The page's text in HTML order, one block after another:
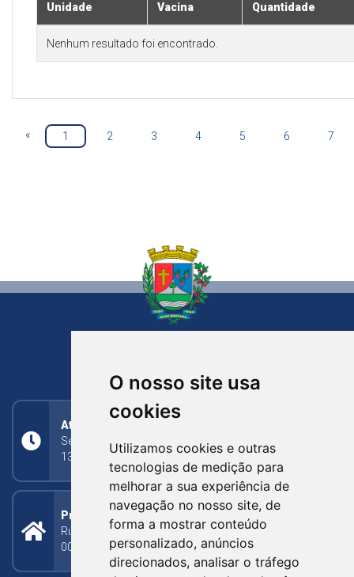
O nosso site usa
cookies
Utilizamos cookies e outras
tecnologias de medição para
melhorar a sua experiência de
navegação no nosso site, de
forma a mostrar conteúdo
personalizado, anúncios
direcionados, analisar o tráfego
Unidade Vacina Quantidade
Nenhum resultado foi encontrado.
« 1 2 3 4 5 6 7
Atendimento
Segunda a Sexta: 8h às 11h30min (manhã);
13h30min às 17h (tarde)
Prefeitura Municipal
Rua Silva Jardim, 505 - Bairro Centro - CEP: 95340-
000